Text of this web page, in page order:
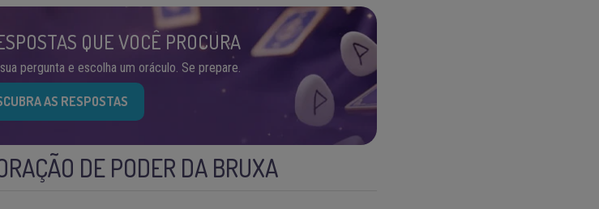
QUE VOCÊ PROCURA
pergunta e escolha um oráculo. Se prepare.
AS RESPOSTAS
DE PODER DA BRUXA